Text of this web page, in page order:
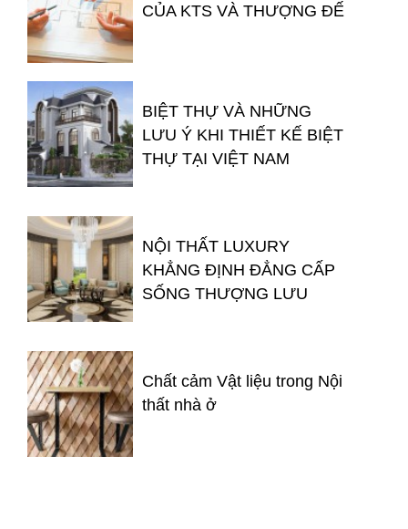
CỦA KTS VÀ THƯỢNG ĐẾ
BIỆT THỰ VÀ NHỮNG
LƯU Ý KHI THIẾT KẾ BIỆT
THỰ TẠI VIỆT NAM
NỘI THẤT LUXURY
KHẲNG ĐỊNH ĐẲNG CẤP
SỐNG THƯỢNG LƯU
Chất cảm Vật liệu trong Nội
thất nhà ở